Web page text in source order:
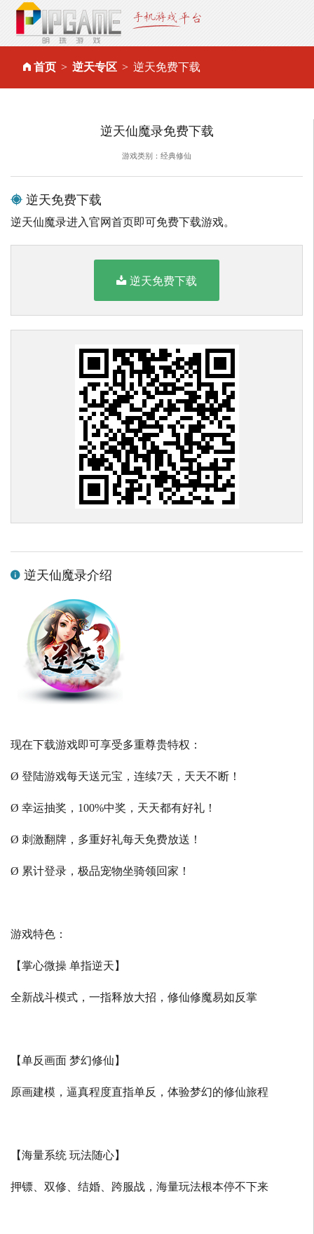
首页 逆天专区 逆天免费下载
逆天仙魔录免费下载
游戏类别：经典修仙
逆天免费下载
逆天仙魔录进入官网首页即可免费下载游戏。
逆天免费下载
逆天仙魔录介绍
现在下载游戏即可享受多重尊贵特权：
Ø 登陆游戏每天送元宝，连续7天，天天不断！
Ø 幸运抽奖，100%中奖，天天都有好礼！
Ø 刺激翻牌，多重好礼每天免费放送！
Ø 累计登录，极品宠物坐骑领回家！
游戏特色：
【掌心微操 单指逆天】
全新战斗模式，一指释放大招，修仙修魔易如反掌
【单反画面 梦幻修仙】
原画建模，逼真程度直指单反，体验梦幻的修仙旅程
【海量系统 玩法随心】
押镖、双修、结婚、跨服战，海量玩法根本停不下来